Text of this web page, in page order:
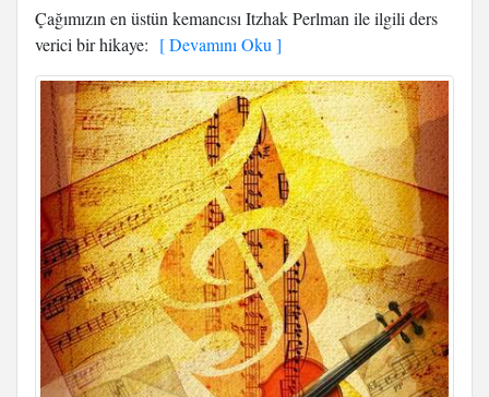
Çağımızın en üstün kemancısı Itzhak Perlman ile ilgili ders
verici bir hikaye: [ Devamını Oku ]